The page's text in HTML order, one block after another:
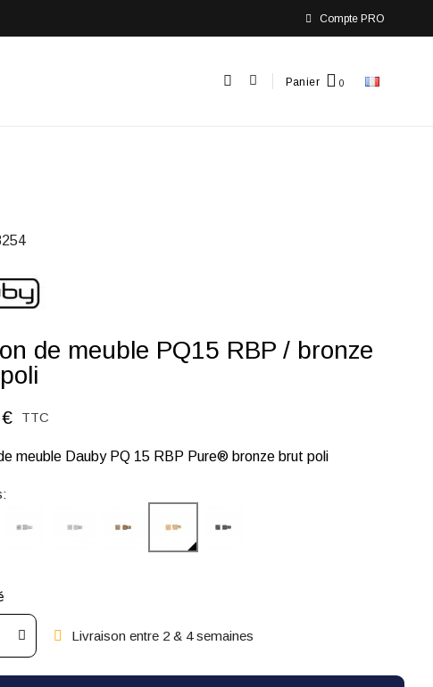
Compte PRO
Panier
de meuble PQ15 RBP / bronze
TTC
meuble Dauby PQ 15 RBP Pure® bronze brut poli
Livraison entre 2 & 4 semaines